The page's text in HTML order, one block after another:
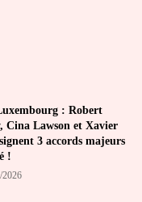
: Robert
Cina Lawson et Xavier
3 accords majeurs
!
2026